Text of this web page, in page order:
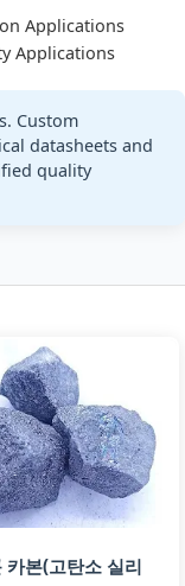
GB/T 2272-
ISO 5445:2020
ISO 5445:2020
GB/T 2272-
ISO 5445:2020
All standards
Applications
Applications
Custom
datasheets and
quality
카본(고탄소 실리